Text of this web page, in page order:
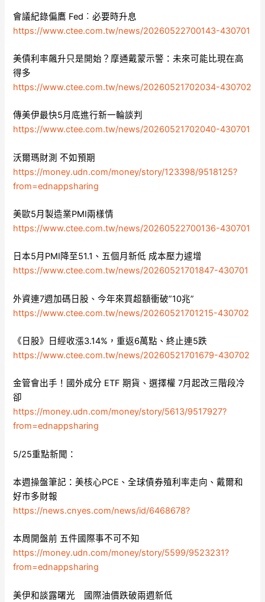
會議紀錄偏鷹 Fed︰必要時升息
https://www.ctee.com.tw/news/20260522700143-430701
美債利率飆升只是開始？摩通戴蒙示警：未來可能比現在高
得多
https://www.ctee.com.tw/news/20260521702034-430702
傳美伊最快5月底進行新一輪談判
https://www.ctee.com.tw/news/20260521702040-430701
沃爾瑪財測 不如預期
https://money.udn.com/money/story/123398/9518125?
from=ednappsharing
美歐5月製造業PMI兩樣情
https://www.ctee.com.tw/news/20260522700136-430701
日本5月PMI降至51.1、五個月新低 成本壓力遽增
https://www.ctee.com.tw/news/20260521701847-430701
外資連7週加碼日股、今年來買超額衝破”10兆”
https://www.ctee.com.tw/news/20260521701215-430702
《日股》日經收漲3.14%，重返6萬點、終止連5跌
https://www.ctee.com.tw/news/20260521701679-430702
金管會出手！國外成分 ETF 期貨、選擇權 7月起改三階段冷
卻
https://money.udn.com/money/story/5613/9517927?
from=ednappsharing
5/25重點新聞：
本週操盤筆記：美核心PCE、全球債券殖利率走向、戴爾和
好市多財報
https://news.cnyes.com/news/id/6468678?
本周開盤前 五件國際事不可不知
https://money.udn.com/money/story/5599/9523231?
from=ednappsharing
美伊和談露曙光 國際油價跌破兩週新低